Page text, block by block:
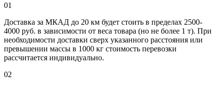
01
Доставка за МКАД до 20 км будет стоить в пределах 2500-
4000 руб. в зависимости от веса товара (но не более 1 т). При
необходимости доставки сверх указанного расстояния или
превышении массы в 1000 кг стоимость перевозки
рассчитается индивидуально.
02